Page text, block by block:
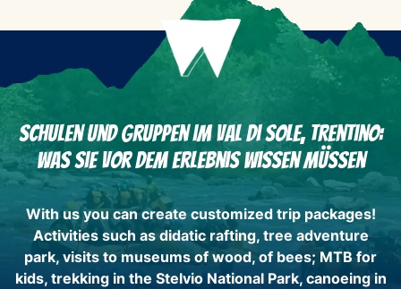
Schulen und Gruppen im Val di Sole, Trentino:
Was Sie vor dem Erlebnis wissen müssen
With us you can create customized trip packages!
Activities such as didatic rafting, tree adventure
park, visits to museums of wood, of bees; MTB for
kids, trekking in the Stelvio National Park, canoeing in